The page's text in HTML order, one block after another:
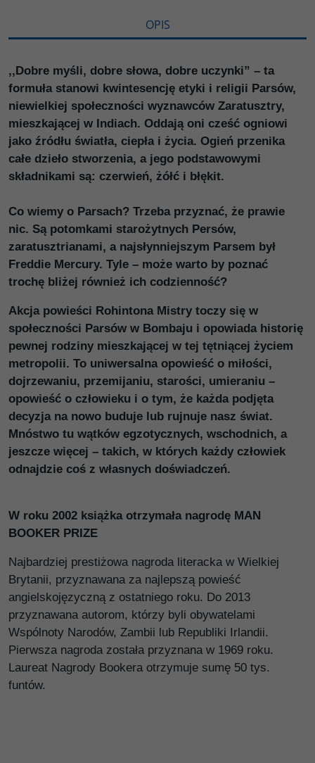
OPIS
,,Dobre myśli, dobre słowa, dobre uczynki” – ta
formuła stanowi kwintesencję etyki i religii Parsów,
niewielkiej społeczności wyznawców Zaratusztry,
mieszkającej w Indiach. Oddają oni cześć ogniowi
jako źródłu światła, ciepła i życia. Ogień przenika
całe dzieło stworzenia, a jego podstawowymi
składnikami są: czerwień, żółć i błękit.
Co wiemy o Parsach? Trzeba przyznać, że prawie
nic. Są potomkami starożytnych Persów,
zaratusztrianami, a najsłynniejszym Parsem był
Freddie Mercury. Tyle – może warto by poznać
trochę bliżej również ich codzienność?
Akcja powieści Rohintona Mistry toczy się w
społeczności Parsów w Bombaju i opowiada historię
pewnej rodziny mieszkającej w tej tętniącej życiem
metropolii. To uniwersalna opowieść o miłości,
dojrzewaniu, przemijaniu, starości, umieraniu –
opowieść o człowieku i o tym, że każda podjęta
decyzja na nowo buduje lub rujnuje nasz świat.
Mnóstwo tu wątków egzotycznych, wschodnich, a
jeszcze więcej – takich, w których każdy człowiek
odnajdzie coś z własnych doświadczeń.
W roku 2002 książka otrzymała nagrodę MAN
BOOKER PRIZE
Najbardziej prestiżowa nagroda literacka w Wielkiej
Brytanii, przyznawana za najlepszą powieść
angielskojęzyczną z ostatniego roku. Do 2013
przyznawana autorom, którzy byli obywatelami
Wspólnoty Narodów, Zambii lub Republiki Irlandii.
Pierwsza nagroda została przyznana w 1969 roku.
Laureat Nagrody Bookera otrzymuje sumę 50 tys.
funtów.